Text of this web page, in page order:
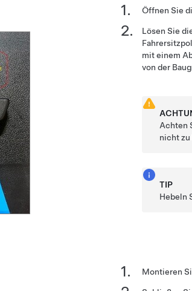
Öffnen Sie
Lösen Sie
mit einem
von der
Achten
nicht zu
TIP
Hebeln
Montieren